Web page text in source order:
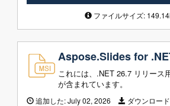
ファイルサイズ:
Aspose.Slides for
これには、.NET 26.7 リリース
が含まれています。
追加した:July 02, 2026 ダウンロー